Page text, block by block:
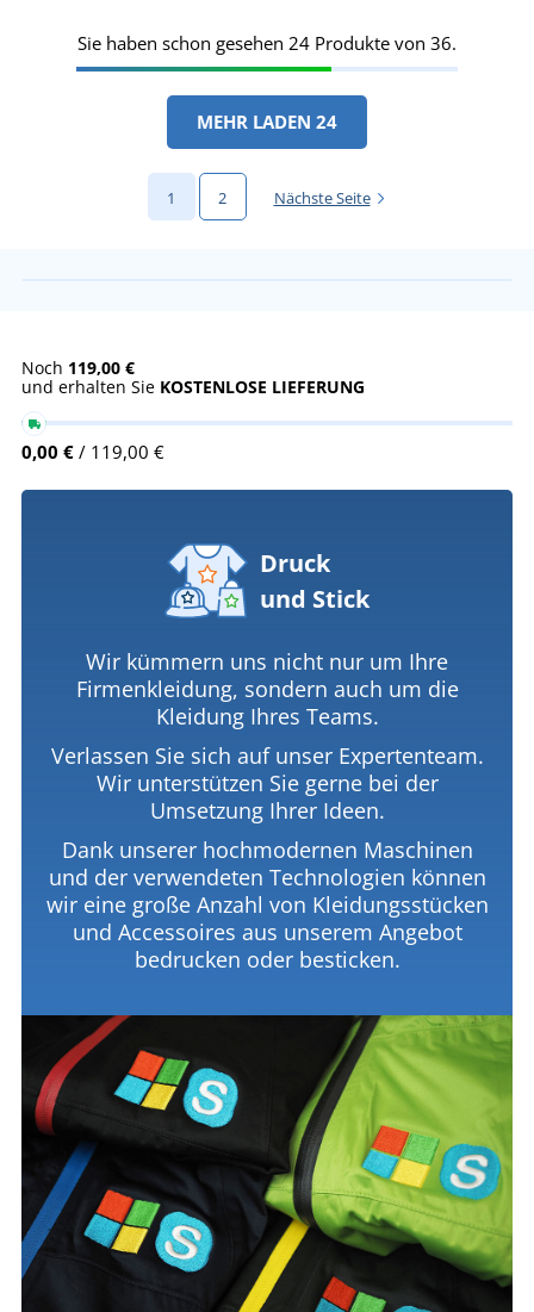
Sie haben schon gesehen 24 Produkte von 36.
MEHR LADEN 24
1 2 Nächste Seite
Noch 119,00 €
und erhalten Sie KOSTENLOSE LIEFERUNG
0,00 € / 119,00 €
Druck
und Stick
Wir kümmern uns nicht nur um Ihre
Firmenkleidung, sondern auch um die
Kleidung Ihres Teams.
Verlassen Sie sich auf unser Expertenteam.
Wir unterstützen Sie gerne bei der
Umsetzung Ihrer Ideen.
Dank unserer hochmodernen Maschinen
und der verwendeten Technologien können
wir eine große Anzahl von Kleidungsstücken
und Accessoires aus unserem Angebot
bedrucken oder besticken.